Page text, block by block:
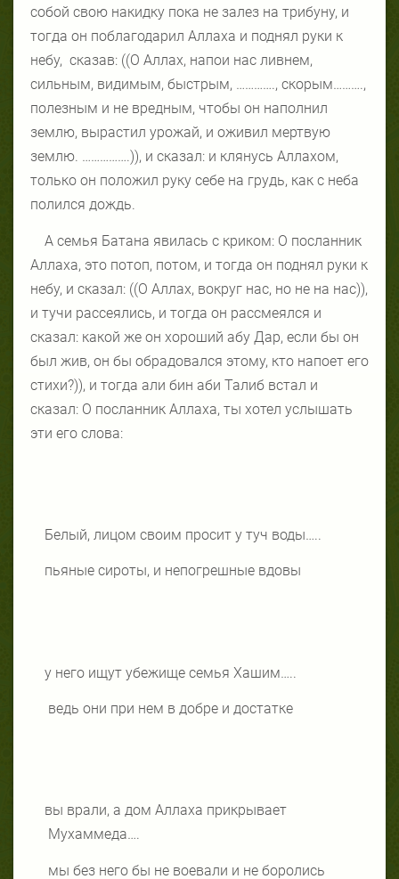
собой свою накидку пока не залез на трибуну, и
тогда он поблагодарил Аллаха и поднял руки к
небу, сказав: ((О Аллах, напои нас ливнем,
сильным, видимым, быстрым, …………., скорым……….,
полезным и не вредным, чтобы он наполнил
землю, вырастил урожай, и оживил мертвую
землю. …………….)), и сказал: и клянусь Аллахом,
только он положил руку себе на грудь, как с неба
полился дождь.
А семья Батана явилась с криком: О посланник
Аллаха, это потоп, потом, и тогда он поднял руки к
небу, и сказал: ((О Аллах, вокруг нас, но не на нас)),
и тучи рассеялись, и тогда он рассмеялся и
сказал: какой же он хороший абу Дар, если бы он
был жив, он бы обрадовался этому, кто напоет его
стихи?)), и тогда али бин аби Талиб встал и
сказал: О посланник Аллаха, ты хотел услышать
эти его слова:
Белый, лицом своим просит у туч воды…..
пьяные сироты, и непогрешные вдовы
у него ищут убежище семья Хашим…..
ведь они при нем в добре и достатке
вы врали, а дом Аллаха прикрывает
Мухаммеда….
мы без него бы не воевали и не боролись